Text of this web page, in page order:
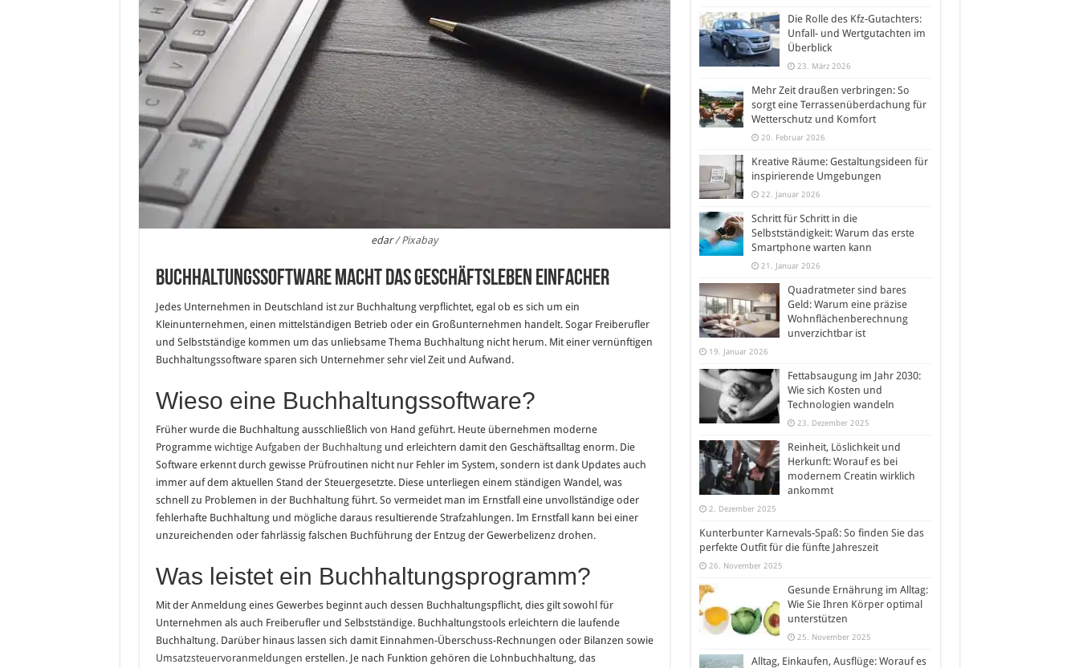
edar/ Pixabay
Buchhaltungssoftware macht das Geschäftsleben einfacher
Jedes Unternehmen in Deutschland ist zur Buchhaltung verpflichtet, egal ob es sich um ein
Kleinunternehmen, einen mittelständigen Betrieb oder ein Großunternehmen handelt. Sogar Freiberufler
und Selbstständige kommen um das unliebsame Thema Buchhaltung nicht herum. Mit einer vernünftigen
Buchhaltungssoftware sparen sich Unternehmer sehr viel Zeit und Aufwand.
Wieso eine Buchhaltungssoftware?
Früher wurde die Buchhaltung ausschließlich von Hand geführt. Heute übernehmen moderne
Programme wichtige Aufgaben der Buchhaltungund erleichtern damit den Geschäftsalltag enorm. Die
Software erkennt durch gewisse Prüfroutinen nicht nur Fehler im System, sondern ist dank Updates auch
immer auf dem aktuellen Stand der Steuergesetzte. Diese unterliegen einem ständigen Wandel, was
schnell zu Problemen in der Buchhaltung führt. So vermeidet man im Ernstfall eine unvollständige oder
fehlerhafte Buchhaltung und mögliche daraus resultierende Strafzahlungen. Im Ernstfall kann bei einer
unzureichenden oder fahrlässig falschen Buchführung der Entzug der Gewerbelizenz drohen.
Was leistet ein Buchhaltungsprogramm?
Mit der Anmeldung eines Gewerbes beginnt auch dessen Buchhaltungspflicht, dies gilt sowohl für
Unternehmen als auch Freiberufler und Selbstständige. Buchhaltungstools erleichtern die laufende
Buchhaltung. Darüber hinaus lassen sich damit Einnahmen-Überschuss-Rechnungen oder Bilanzen sowie
Umsatzsteuervoranmeldungen erstellen. Je nach Funktion gehören die Lohnbuchhaltung, das
Die Rolle des Kfz-Gutachters:
Unfall- und Wertgutachten im
Überblick
23. März 2026
Mehr Zeit draußen verbringen: So
sorgt eine Terrassenüberdachung für
Wetterschutz und Komfort
20. Februar 2026
Kreative Räume: Gestaltungsideen für
inspirierende Umgebungen
22. Januar 2026
Schritt für Schritt in die
Selbstständigkeit: Warum das erste
Smartphone warten kann
21. Januar 2026
Quadratmeter sind bares
Geld: Warum eine präzise
Wohnflächenberechnung
unverzichtbar ist
19. Januar 2026
Fettabsaugung im Jahr 2030:
Wie sich Kosten und
Technologien wandeln
23. Dezember 2025
Reinheit, Löslichkeit und
Herkunft: Worauf es bei
modernem Creatin wirklich
ankommt
2. Dezember 2025
Kunterbunter Karnevals-Spaß: So finden Sie das
perfekte Outfit für die fünfte Jahreszeit
26. November 2025
Gesunde Ernährung im Alltag:
Wie Sie Ihren Körper optimal
unterstützen
25. November 2025
Alltag, Einkaufen, Ausflüge: Worauf es